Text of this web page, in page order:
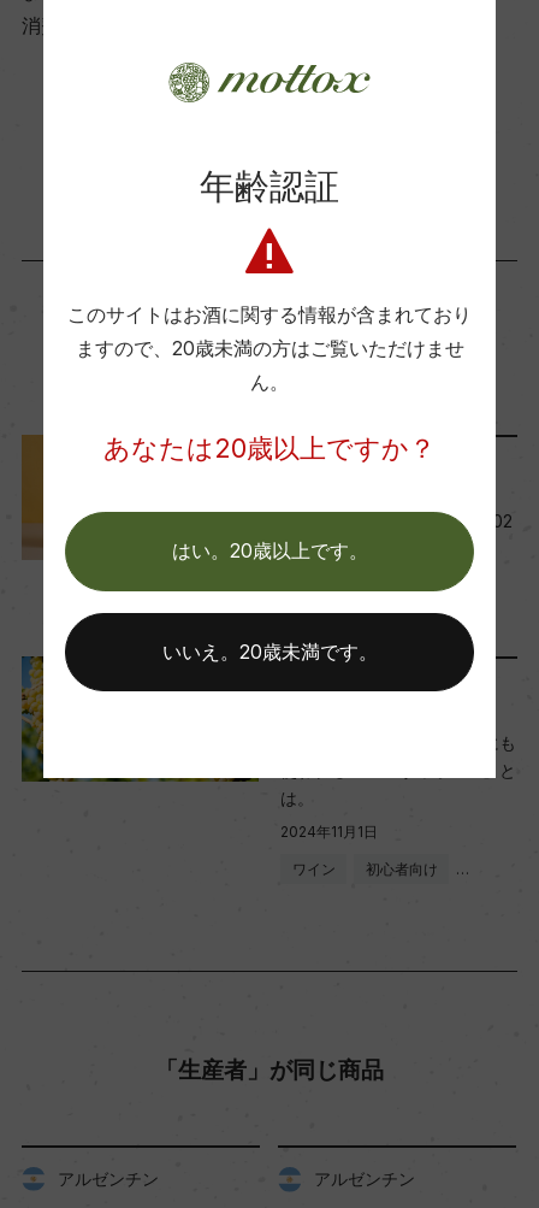
ー
Wine Advocate 獲得点
ー
Wine Spectator 得点
醗酵：シャルマ方式/ステンレスタンク(MLFなし/5
時間マセラシオン)
熟成：ー
年間生産量
180000
栽培面積
砂質と粘土質が入り混じる沖積土壌
消費者様には酒販店様の紹介をしております
この商品に関連する記事
今月の新商品ワイン一覧【202
4年11月】
…
ワインのキホン
白ブドウなのに、赤ワインにも
使われる？！『ヴィオニエ』と
は。
2024年11月1日
ワイン 初心者向け …
「生産者」が同じ商品
アルゼンチン アルゼンチン
年齢認証
このサイトはお酒に関する情報が含まれており
ますので、 20歳未満の方はご覧いただけませ
ん。
あなたは20歳以上ですか？
はい。20歳以上です。
いいえ。20歳未満です。